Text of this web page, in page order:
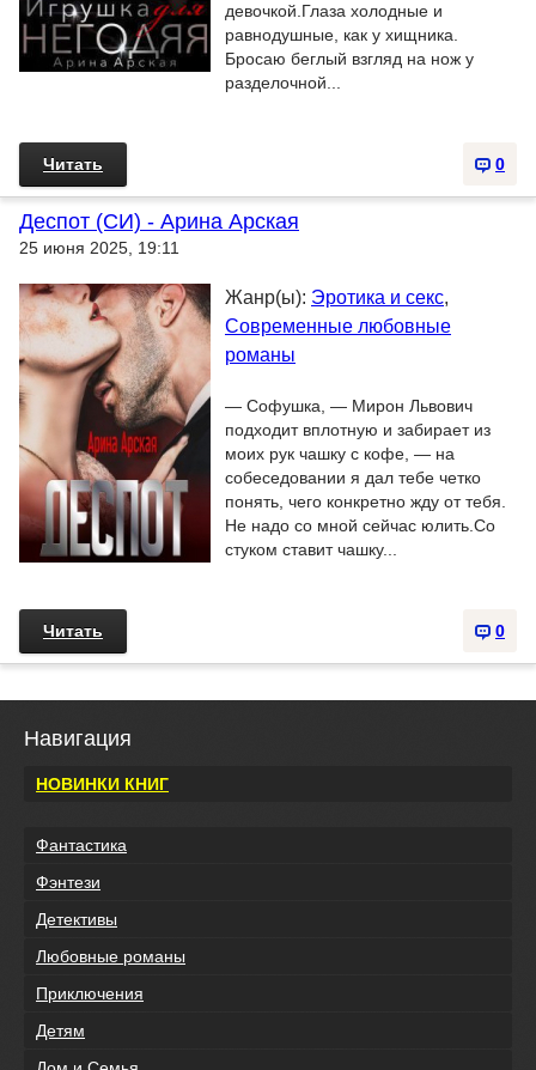
девочкой.Глаза холодные и
равнодушные, как у хищника.
Бросаю беглый взгляд на нож у
разделочной...
0
Читать
Деспот (СИ) - Арина Арская
25 июня 2025, 19:11
Жанр(ы): Эротика и секс,
Современные любовные
романы
— Софушка, — Мирон Львович
подходит вплотную и забирает из
моих рук чашку с кофе, — на
собеседовании я дал тебе четко
понять, чего конкретно жду от тебя.
Не надо со мной сейчас юлить.Со
стуком ставит чашку...
0
Читать
Навигация
НОВИНКИ КНИГ
Фантастика
Фэнтези
Детективы
Любовные романы
Приключения
Детям